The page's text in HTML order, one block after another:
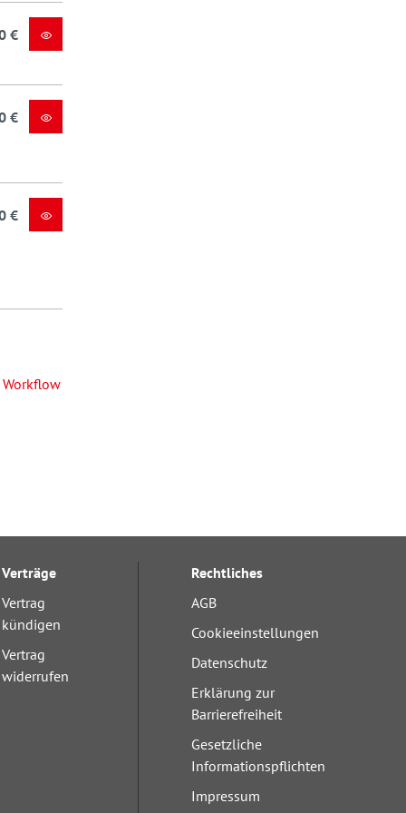
€
€
€
Workflow
Verträge
Vertrag
kündigen
Vertrag
widerrufen
Rechtliches
AGB
Cookieeinstellungen
Datenschutz
Erklärung zur
Barrierefreiheit
Gesetzliche
Informationspflichten
Impressum